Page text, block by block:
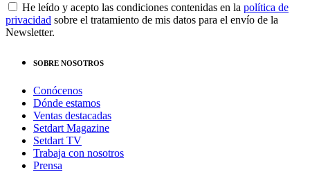
He leído y acepto las condiciones contenidas en la política de
privacidad sobre el tratamiento de mis datos para el envío de la
Newsletter.
SOBRE NOSOTROS
Conócenos
Dónde estamos
Ventas destacadas
Setdart Magazine
Setdart TV
Trabaja con nosotros
Prensa